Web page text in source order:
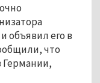
объявил его в
что
Германии,